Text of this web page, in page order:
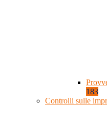
183
Controlli sulle